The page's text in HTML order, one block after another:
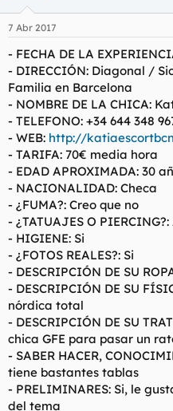
a
d
o
r
d
e
l
t
e
m
a
i
n
c
i
o
7 Abr 2017
- FECHA DE LA
- DIRECCIÓN: Diagonal /
Familia en Barcelona
- NOMBRE DE LA CHICA:
- TELEFONO: +34 644 348
- WEB: http://
- TARIFA: 70€ media hora
- EDAD APROXIMADA: 30
- NACIONALIDAD: Checa
- ¿FUMA?: Creo que no
- ¿TATUAJES O
- HIGIENE: Si
- ¿FOTOS REALES?: Si
- DESCRIPCIÓN DE SU
- DESCRIPCIÓN DE SU
nórdica total
- DESCRIPCIÓN DE SU
chica GFE para pasar un
- SABER HACER,
tiene bastantes tablas
- PRELIMINARES: Si, le
del tema